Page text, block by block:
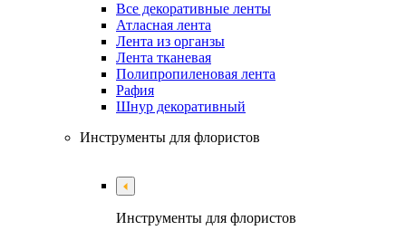
Все декоративные ленты
Атласная лента
Лента из органзы
Лента тканевая
Полипропиленовая лента
Рафия
Шнур декоративный
Инструменты для флористов
Инструменты для флористов